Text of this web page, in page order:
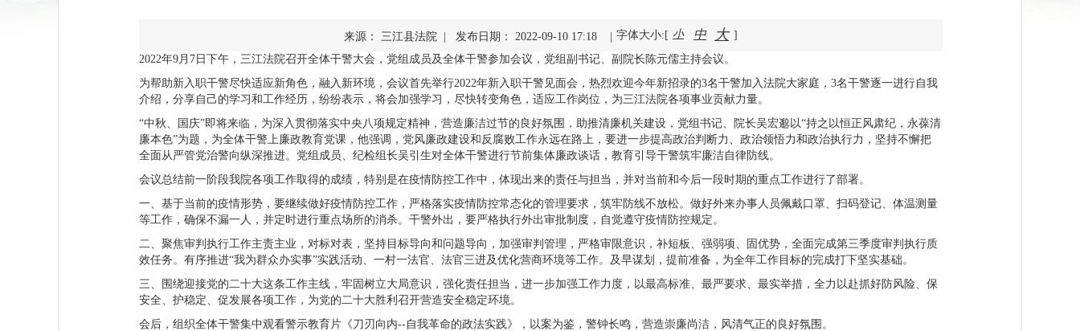
来源： 三江县法院 | 发布日期： 2022-09-10 17:18 | 字体大小:[ 小 中 大 ]
2022年9月7日下午，三江法院召开全体干警大会，党组成员及全体干警参加会议，党组副书记、副院长陈元儒主持会议。
为帮助新入职干警尽快适应新角色，融入新环境，会议首先举行2022年新入职干警见面会，热烈欢迎今年新招录的3名干警加入法院大家庭，3名干警逐一进行自我
介绍，分享自己的学习和工作经历，纷纷表示，将会加强学习，尽快转变角色，适应工作岗位，为三江法院各项事业贡献力量。
“中秋、国庆”即将来临，为深入贯彻落实中央八项规定精神，营造廉洁过节的良好氛围，助推清廉机关建设，党组书记、院长吴宏邈以“持之以恒正风肃纪，永葆清
廉本色”为题，为全体干警上廉政教育党课，他强调，党风廉政建设和反腐败工作永远在路上，要进一步提高政治判断力、政治领悟力和政治执行力，坚持不懈把
全面从严管党治警向纵深推进。党组成员、纪检组长吴引生对全体干警进行节前集体廉政谈话，教育引导干警筑牢廉洁自律防线。
会议总结前一阶段我院各项工作取得的成绩，特别是在疫情防控工作中，体现出来的责任与担当，并对当前和今后一段时期的重点工作进行了部署。
一、基于当前的疫情形势，要继续做好疫情防控工作，严格落实疫情防控常态化的管理要求，筑牢防线不放松。做好外来办事人员佩戴口罩、扫码登记、体温测量
等工作，确保不漏一人，并定时进行重点场所的消杀。干警外出，要严格执行外出审批制度，自觉遵守疫情防控规定。
二、聚焦审判执行工作主责主业，对标对表，坚持目标导向和问题导向，加强审判管理，严格审限意识，补短板、强弱项、固优势，全面完成第三季度审判执行质
效任务。有序推进“我为群众办实事”实践活动、一村一法官、法官三进及优化营商环境等工作。及早谋划，提前准备，为全年工作目标的完成打下坚实基础。
三、围绕迎接党的二十大这条工作主线，牢固树立大局意识，强化责任担当，进一步加强工作力度，以最高标准、最严要求、最实举措，全力以赴抓好防风险、保
安全、护稳定、促发展各项工作，为党的二十大胜利召开营造安全稳定环境。
会后，组织全体干警集中观看警示教育片《刀刃向内--自我革命的政法实践》，以案为鉴，警钟长鸣，营造崇廉尚洁，风清气正的良好氛围。